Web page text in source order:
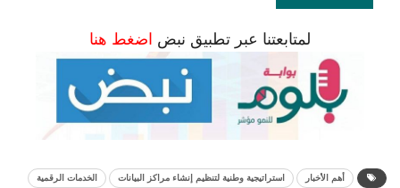
لمتابعتنا عبر تطبيق نبض اضغط هنا
أهم الأخبار استراتيجية وطنية لتنظيم إنشاء مراكز البيانات الخدمات الرقمية